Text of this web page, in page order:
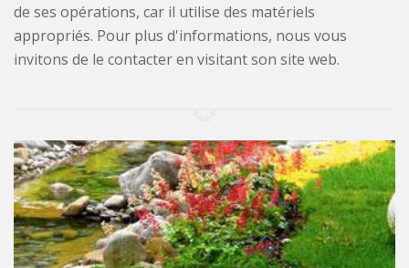
de ses opérations, car il utilise des matériels
appropriés. Pour plus d'informations, nous vous
invitons de le contacter en visitant son site web.